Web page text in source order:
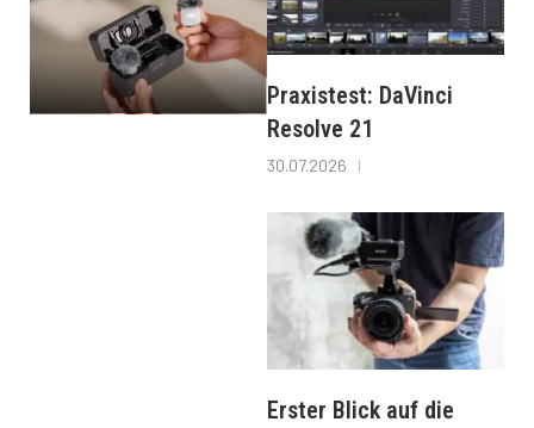
Praxistest: DaVinci
Resolve 21
30.07.2026
Erster Blick auf die